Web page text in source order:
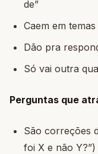
de”
Caem em
Dão pra
Só vai outra
Perguntas que
São correções
foi X e não Y?”)